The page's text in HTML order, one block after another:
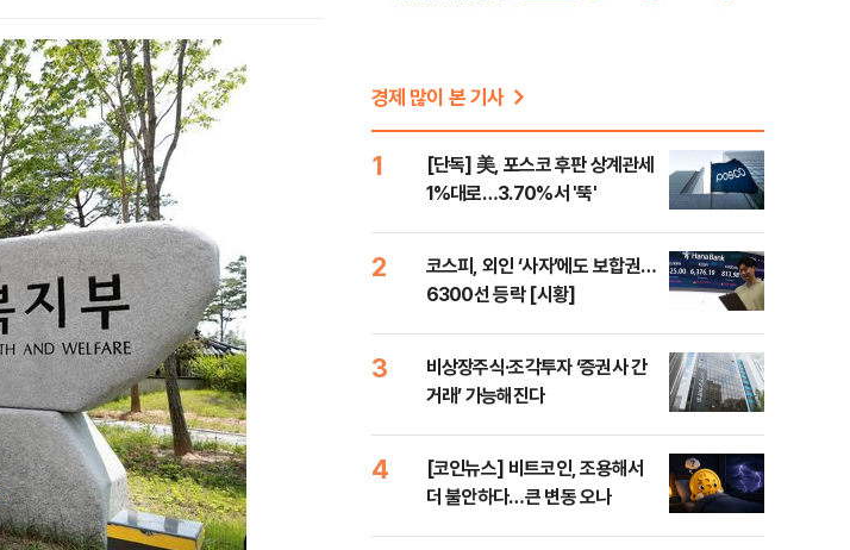
경제 많이 본 기사
1
[단독] 美, 포스코 후판 상계관세
1%대로…3.70%서 '뚝'
2
코스피, 외인 ‘사자’에도 보합권…
6300선 등락 [시황]
3
비상장주식·조각투자 ‘증권사 간
거래’ 가능해진다
4
[코인뉴스] 비트코인, 조용해서
더 불안하다…큰 변동 오나